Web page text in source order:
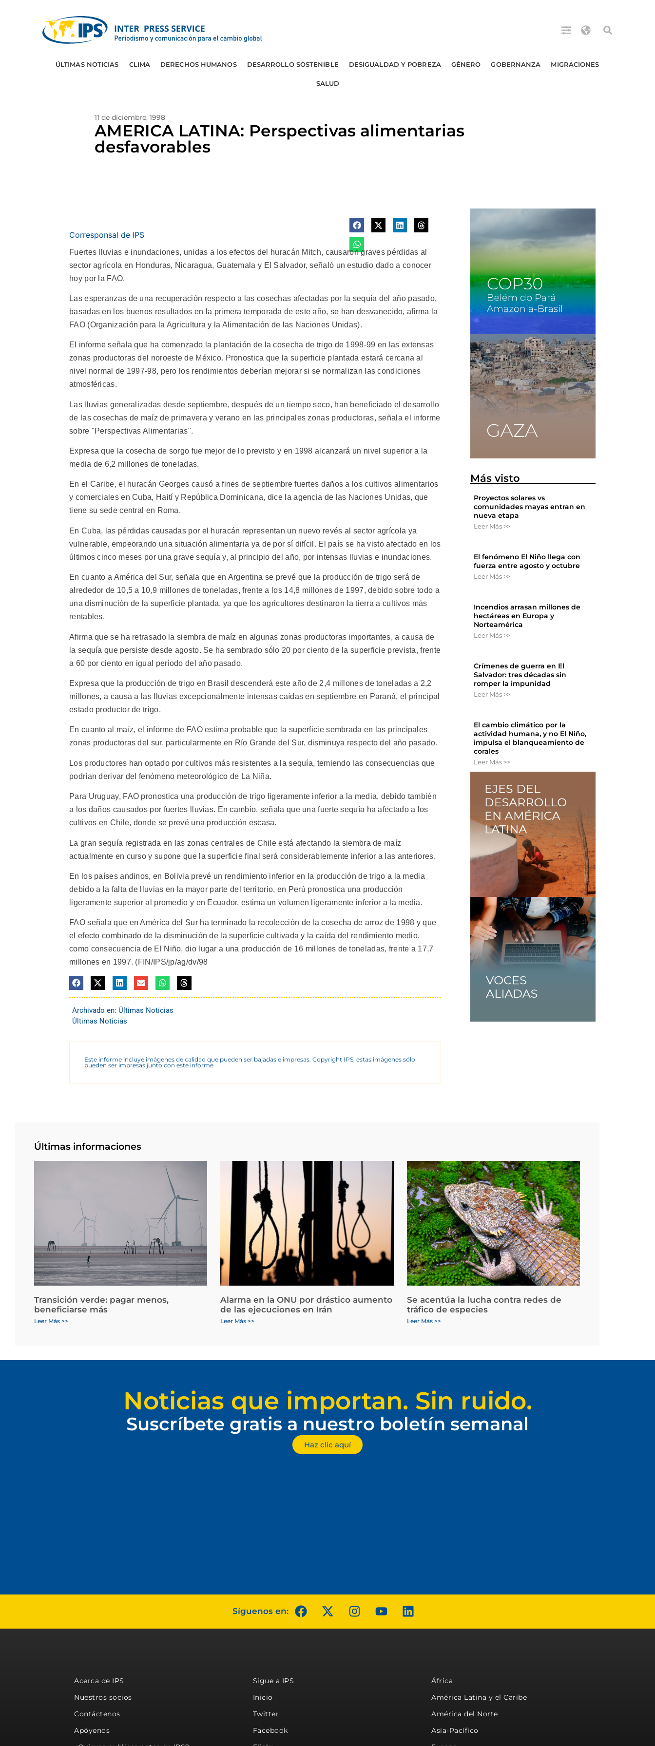
ÚLTIMAS NOTICIAS CLIMA DERECHOS HUMANOS DESARROLLO SOSTENIBLE DESIGUALDAD Y POBREZA GÉNERO GOBERNANZA MIGRACIONES
SALUD
11 de diciembre, 1998
AMERICA LATINA: Perspectivas alimentarias
desfavorables
Corresponsal de IPS
Fuertes lluvias e inundaciones, unidas a los efectos del huracán Mitch, causaron graves pérdidas al
sector agrícola en Honduras, Nicaragua, Guatemala y El Salvador, señaló un estudio dado a conocer
hoy por la FAO.
Las esperanzas de una recuperación respecto a las cosechas afectadas por la sequía del año pasado,
basadas en los buenos resultados en la primera temporada de este año, se han desvanecido, afirma la
FAO (Organización para la Agricultura y la Alimentación de las Naciones Unidas).
El informe señala que ha comenzado la plantación de la cosecha de trigo de 1998-99 en las extensas
zonas productoras del noroeste de México. Pronostica que la superficie plantada estará cercana al
nivel normal de 1997-98, pero los rendimientos deberían mejorar si se normalizan las condiciones
atmosféricas.
Las lluvias generalizadas desde septiembre, después de un tiempo seco, han beneficiado el desarrollo
de las cosechas de maíz de primavera y verano en las principales zonas productoras, señala el informe
sobre "Perspectivas Alimentarias".
Expresa que la cosecha de sorgo fue mejor de lo previsto y en 1998 alcanzará un nivel superior a la
media de 6,2 millones de toneladas.
En el Caribe, el huracán Georges causó a fines de septiembre fuertes daños a los cultivos alimentarios
y comerciales en Cuba, Haití y República Dominicana, dice la agencia de las Naciones Unidas, que
tiene su sede central en Roma.
En Cuba, las pérdidas causadas por el huracán representan un nuevo revés al sector agrícola ya
vulnerable, empeorando una situación alimentaria ya de por sí difícil. El país se ha visto afectado en los
últimos cinco meses por una grave sequía y, al principio del año, por intensas lluvias e inundaciones.
En cuanto a América del Sur, señala que en Argentina se prevé que la producción de trigo será de
alrededor de 10,5 a 10,9 millones de toneladas, frente a los 14,8 millones de 1997, debido sobre todo a
una disminución de la superficie plantada, ya que los agricultores destinaron la tierra a cultivos más
rentables.
Afirma que se ha retrasado la siembra de maíz en algunas zonas productoras importantes, a causa de
la sequía que persiste desde agosto. Se ha sembrado sólo 20 por ciento de la superficie prevista, frente
a 60 por ciento en igual período del año pasado.
Expresa que la producción de trigo en Brasil descenderá este año de 2,4 millones de toneladas a 2,2
millones, a causa a las lluvias excepcionalmente intensas caídas en septiembre en Paraná, el principal
estado productor de trigo.
En cuanto al maíz, el informe de FAO estima probable que la superficie sembrada en las principales
zonas productoras del sur, particularmente en Río Grande del Sur, disminuya respecto del año pasado.
Los productores han optado por cultivos más resistentes a la sequía, temiendo las consecuencias que
podrían derivar del fenómeno meteorológico de La Niña.
Para Uruguay, FAO pronostica una producción de trigo ligeramente inferior a la media, debido también
a los daños causados por fuertes lluvias. En cambio, señala que una fuerte sequía ha afectado a los
cultivos en Chile, donde se prevé una producción escasa.
La gran sequía registrada en las zonas centrales de Chile está afectando la siembra de maíz
actualmente en curso y supone que la superficie final será considerablemente inferior a las anteriores.
En los países andinos, en Bolivia prevé un rendimiento inferior en la producción de trigo a la media
debido a la falta de lluvias en la mayor parte del territorio, en Perú pronostica una producción
ligeramente superior al promedio y en Ecuador, estima un volumen ligeramente inferior a la media.
FAO señala que en América del Sur ha terminado la recolección de la cosecha de arroz de 1998 y que
el efecto combinado de la disminución de la superficie cultivada y la caída del rendimiento medio,
como consecuencia de El Niño, dio lugar a una producción de 16 millones de toneladas, frente a 17,7
millones en 1997. (FIN/IPS/jp/ag/dv/98
Archivado en: Últimas Noticias
Últimas Noticias
Este informe incluye imágenes de calidad que pueden ser bajadas e impresas. Copyright IPS, estas imágenes sólo
pueden ser impresas junto con este informe
Más visto
Proyectos solares vs
comunidades mayas entran en
nueva etapa
Leer Más >>
El fenómeno El Niño llega con
fuerza entre agosto y octubre
Leer Más >>
Incendios arrasan millones de
hectáreas en Europa y
Norteamérica
Leer Más >>
Crímenes de guerra en El
Salvador: tres décadas sin
romper la impunidad
Leer Más >>
El cambio climático por la
actividad humana, y no El Niño,
impulsa el blanqueamiento de
corales
Leer Más >>
Últimas informaciones
Transición verde: pagar menos,
beneficiarse más
Leer Más >>
Alarma en la ONU por drástico aumento
de las ejecuciones en Irán
Leer Más >>
Se acentúa la lucha contra redes de
tráfico de especies
Leer Más >>
Noticias que importan. Sin ruido.
Suscríbete gratis a nuestro boletín semanal
Haz clic aquí
Síguenos en:
Acerca de IPS
Nuestros socios
Contáctenos
Apóyenos
Sigue a IPS
Inicio
Twitter
Facebook
África
América Latina y el Caribe
América del Norte
Asia-Pacífico